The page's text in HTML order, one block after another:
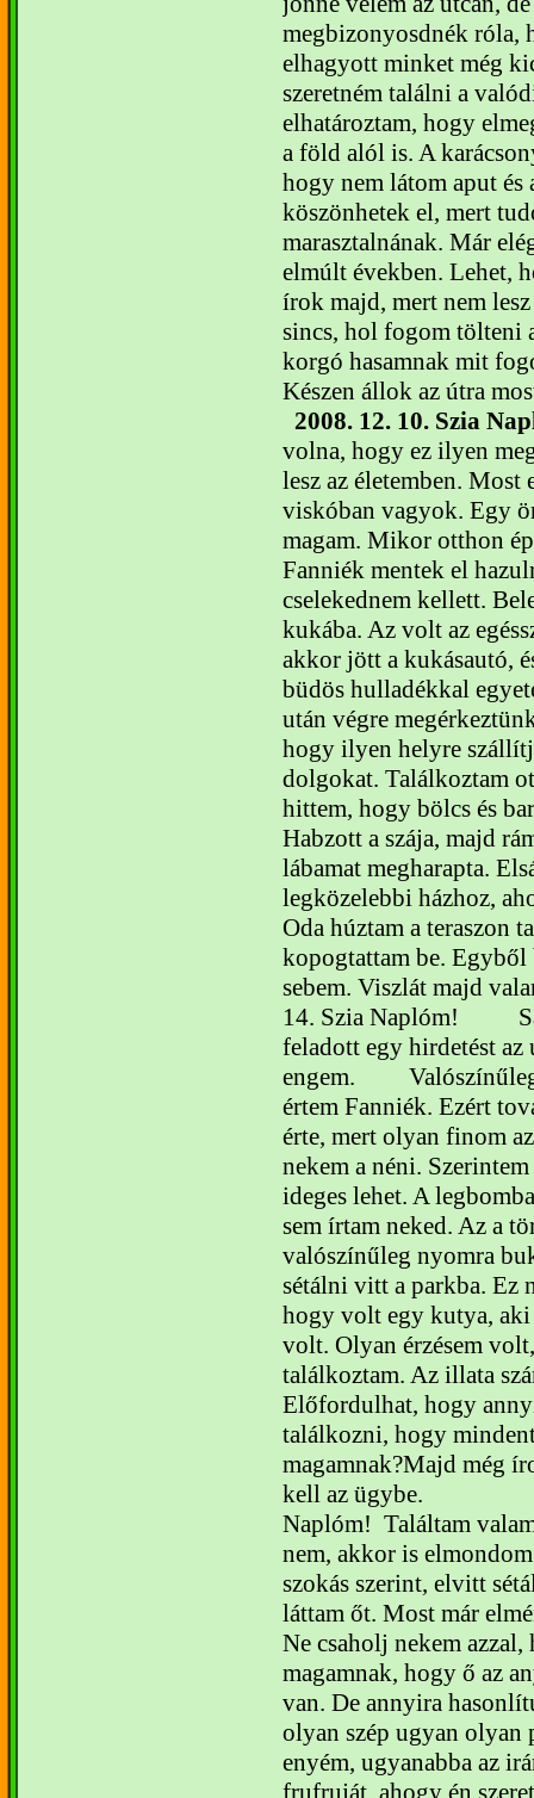
megbizonyosdnék róla,
elhagyott minket még
szeretném találni a
elhatároztam, hogy
a föld alól is. A
hogy nem látom aput
köszönhetek el, mert
marasztalnának. Már
elmúlt években. Lehet,
írok majd, mert nem
sincs, hol fogom tölteni
korgó hasamnak mit
Készen állok az útra
2008. 12. 10. Szia
volna, hogy ez ilyen
lesz az életemben. Most
viskóban vagyok. Egy
magam. Mikor otthon
Fanniék mentek el
cselekednem kellett.
kukába. Az volt az
akkor jött a kukásautó,
büdös hulladékkal
után végre
hogy ilyen helyre
dolgokat. Találkoztam
hittem, hogy bölcs és
Habzott a szája, majd
lábamat megharapta.
legközelebbi házhoz,
Oda húztam a teraszon
kopogtattam be. Egyből
sebem. Viszlát majd
14. Szia Naplóm!
feladott egy hirdetést
engem.
értem Fanniék. Ezért
érte, mert olyan finom
nekem a néni.
ideges lehet. A
sem írtam neked. Az a
valószínűleg nyomra
sétálni vitt a parkba. Ez
hogy volt egy kutya, aki
volt. Olyan érzésem
találkoztam. Az illata
Előfordulhat, hogy
találkozni, hogy
magamnak?Majd még
kell az ügybe.
Naplóm! Találtam
nem, akkor is
szokás szerint, elvitt
láttam őt. Most már
Ne csaholj nekem
magamnak, hogy ő az
van. De annyira
olyan szép ugyan olyan
enyém, ugyanabba az
frufruját, ahogy én